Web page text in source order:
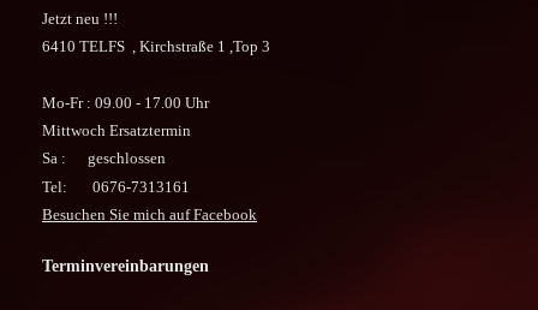
Jetzt neu !!!
6410 TELFS , Kirchstraße 1 ,Top 3
Mo-Fr : 09.00 - 17.00 Uhr
Mittwoch Ersatztermin
Sa : geschlossen
Tel: 0676-7313161
Besuchen Sie mich auf Facebook
Terminvereinbarungen